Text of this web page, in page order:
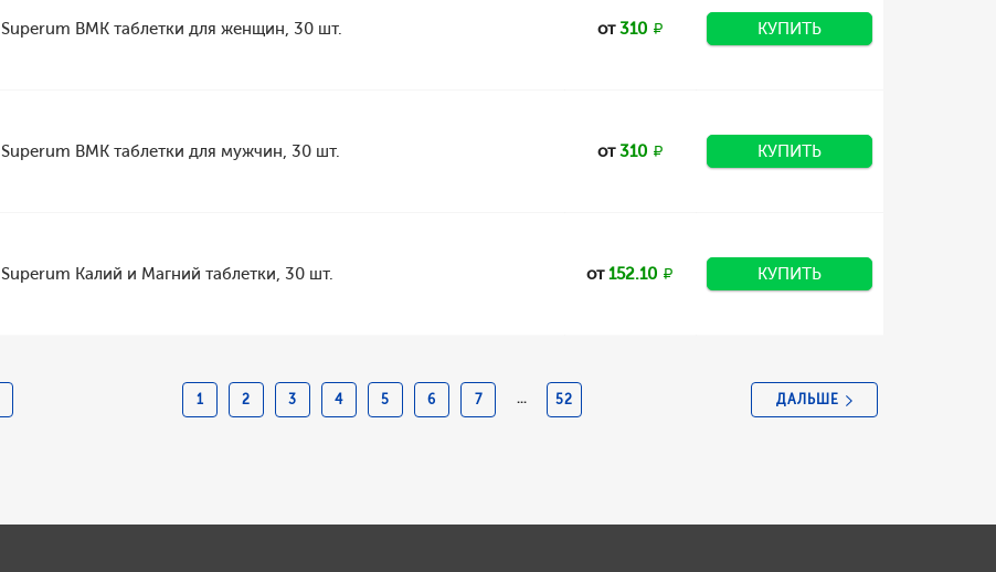
Superum ВМК таблетки для женщин, 30 шт. от310 КУПИТЬ
Superum ВМК таблетки для мужчин, 30 шт. от310 КУПИТЬ
Superum Калий и Магний таблетки, 30 шт. от152.10 КУПИТЬ
1 2 3 4 5 6 7 ... 52 ДАЛЬШЕ